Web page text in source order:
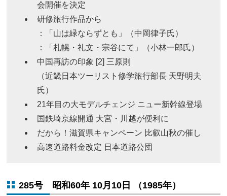
会開催を決定
研修旅行作品から
：「山は緑ならずとも」（中岡律子氏）
：「札幌・礼文・宗谷にて」（小林一郎氏）
中国再訪の印象 [2] 三原則
（近畿日本ツーリスト修学旅行部長 天野明夫
氏）
21年目の大モデルチェンジ ニュー新幹線登場
国鉄埼京線開通 大宮・川越が便利に
だから！滋賀県キャンペーン 比叡山秋の催し
高速道路料金改定 日本道路公団
285号 昭和60年 10月10日 （1985年）